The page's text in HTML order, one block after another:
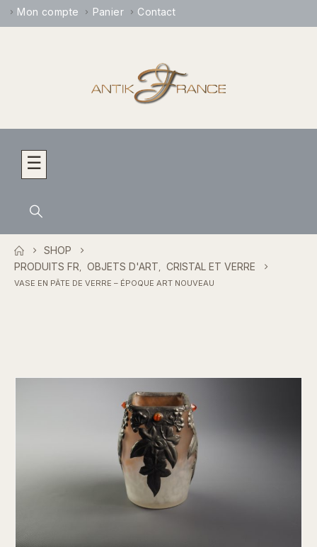
Mon compte Panier Contact
☰
SHOP
PRODUITS FR, OBJETS D'ART, CRISTAL ET VERRE
VASE EN PÂTE DE VERRE – ÉPOQUE ART NOUVEAU